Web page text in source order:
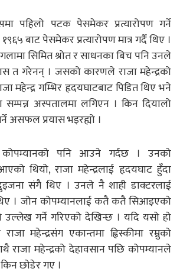
पहिलो पटक पेसमेकर प्रत्यारोपण गर्ने
बाट पेसमेकर प्रत्यारोपण मात्र गर्दै थिए ।
सिमित श्रोत र साधनका बिच पनि उनले
त गरेनन् । जसको कारणले राजा महेन्द्रको
महेन्द्र गम्भिर हृदयघाटबाट पिडित थिए भने
अस्पतालमा लगिएन । किन दियालो
असफल प्रयास भइरह्यो ।
पनि आउने गर्दछ । उनको
थियो, राजा महेन्द्रलाई हृदयघाट हुँदा
संगै थिए । उनले नै शाही डाक्टरलाई
। जोन कोपम्यानलाई कतै कतै सिआइएको
गर्ने गरिएको देखिन्छ । यदि यसो हो
महेन्द्रसंग एकान्तमा ह्विस्कीमा रम्नुको
राजा महेन्द्रको देहावसान पछि कोपम्यानले
छोडेर गए ।